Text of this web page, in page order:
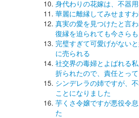
身代わりの花嫁は、不器
華麗に離縁してみせます
真実の愛を見つけたと言
復縁を迫られても今さら
完璧すぎて可愛げがない
に売られる
社交界の毒婦とよばれる
折られたので、責任とっ
シンデレラの姉ですが、
ことになりました
芋くさ令嬢ですが悪役令
た